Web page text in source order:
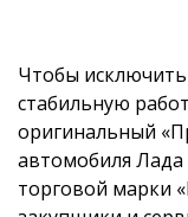
Чтобы
стабильную
оригинальный
автомобиля Лада
торговой марки